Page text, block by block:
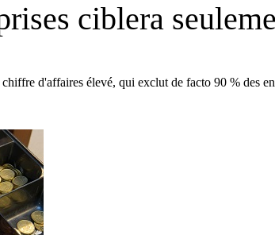
ciblera
d'affaires élevé, qui exclut de facto 90 % des